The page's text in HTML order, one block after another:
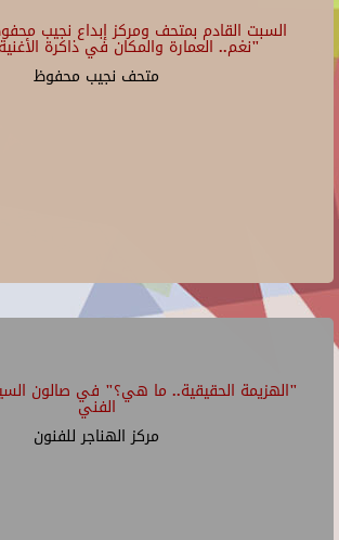
السبت القادم بمتحف ومركز إبداع نجيب
"نغم.. العمارة والمكان في ذاكرة
متحف نجيب محفوظ
"الهزيمة الحقيقية.. ما هي؟" في صالون
الفني
مركز الهناجر للفنون